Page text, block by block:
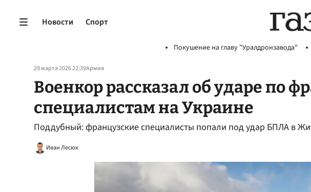
Новости Спорт
Покушение на главу "Уралдронзавода"
29 марта 2026 22:39Армия
Военкор рассказал об ударе по
специалистам на Украине
Поддубный: французские специалисты попали под удар БПЛА в
Иван Лесюк